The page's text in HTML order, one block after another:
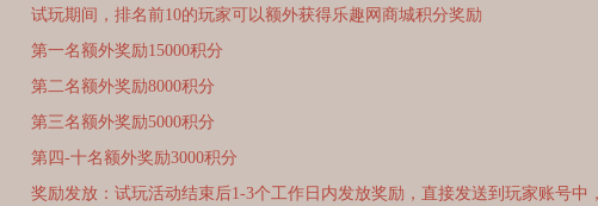
试玩期间，排名前10的玩家可以额外获得乐趣网商城积分奖励
第一名额外奖励15000积分
第二名额外奖励8000积分
第三名额外奖励5000积分
第四-十名额外奖励3000积分
奖励发放：试玩活动结束后1-3个工作日内发放奖励，直接发送到玩家账号中